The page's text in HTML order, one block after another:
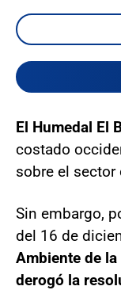
El Humedal El
costado
sobre el sector
Sin embargo,
del 16 de
Ambiente de
derogó la